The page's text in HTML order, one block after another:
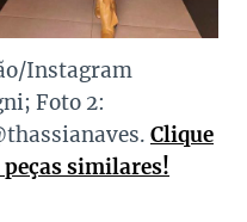
Instagram
Foto 2:
Clique
similares!